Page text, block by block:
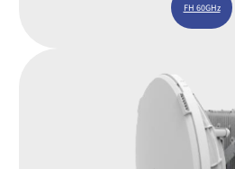
FH 60GHz